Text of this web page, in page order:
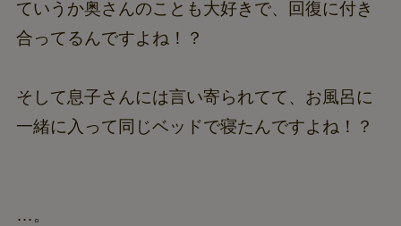
ていうか奥さんのことも大好きで、回復に付き
合ってるんですよね！？
そして息子さんには言い寄られてて、お風呂に
一緒に入って同じベッドで寝たんですよね！？
…。